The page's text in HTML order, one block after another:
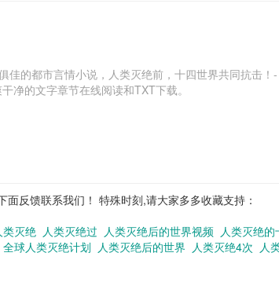
佳的都市言情小说，人类灭绝前，十四世界共同抗击！-
净的文字章节在线阅读和TXT下载。
反馈联系我们！ 特殊时刻,请大家多多收藏支持：
灭绝 人类灭绝过 人类灭绝后的世界视频 人类灭绝的
全球人类灭绝计划 人类灭绝后的世界 人类灭绝4次 人